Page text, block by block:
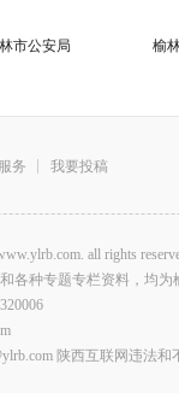
市公安局 榆
务 我要投稿
all rights
种专题专栏资料，均为
陕西互联网违法和